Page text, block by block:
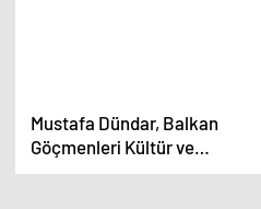
Mustafa Dündar, Balkan
Göçmenleri Kültür ve
Dayanışma Derneği’ni ziyaret